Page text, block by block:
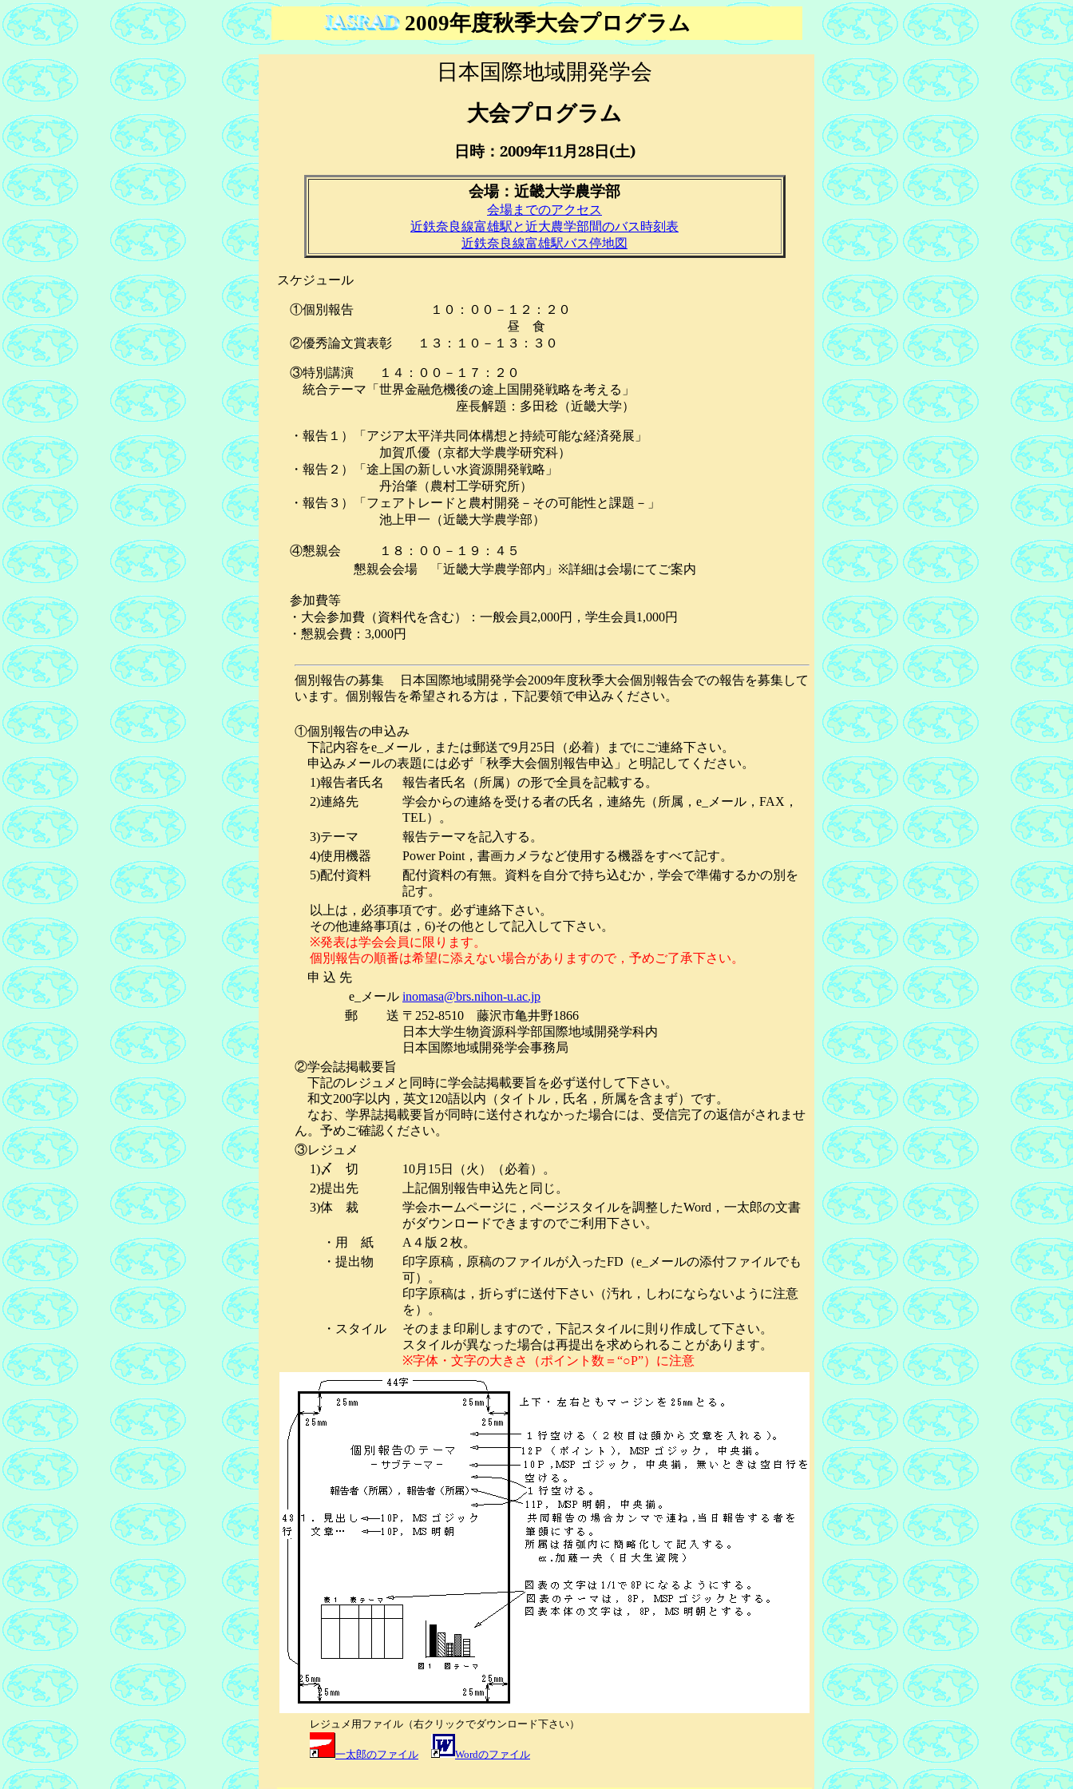
2009年度秋季大会プログラム
日本国際地域開発学会
大会プログラム
日時： 2009年11月28日(土)
会場：近畿大学農学部
会場までのアクセス
近鉄奈良線富雄駅と近大農学部間のバス時刻表
近鉄奈良線富雄駅バス停地図
スケジュール
①個別報告 １０：００－１２：２０
昼 食
②優秀論文賞表彰 １３：１０－１３：３０
③特別講演 １４：００－１７：２０
統合テーマ「世界金融危機後の途上国開発戦略を考える」
座長解題：多田稔（近畿大学）
・報告１）「アジア太平洋共同体構想と持続可能な経済発展」
加賀爪優（京都大学農学研究科）
・報告２）「途上国の新しい水資源開発戦略」
丹治肇（農村工学研究所）
・報告３）「フェアトレードと農村開発－その可能性と課題－」
池上甲一（近畿大学農学部）
④懇親会 １８：００－１９：４５
懇親会会場 「近畿大学農学部内」※詳細は会場にてご案内
参加費等
・大会参加費 （資料代を含む）：一般会員2,000円，学生会員1,000円
・懇親会費： 3,000円
個別報告の募集 日本国際地域開発学会2009年度秋季大会個別報告会での報告を募集して
います。個別報告を希望される方は，下記要領で申込みください。
①個別報告の申込み
下記内容をe_メール，または郵送で9月25日（必着）までにご連絡下さい。
申込みメールの表題には必ず「秋季大会個別報告申込」と明記してください。
1)報告者氏名
報告者氏名（所属）の形で全員を記載する。
2)連絡先
学会からの連絡を受ける者の氏名，連絡先（所属，e_メール，FAX，
TEL）。
3)テーマ
報告テーマを記入する。
4)使用機器
Power Point，書画カメラなど使用する機器をすべて記す。
5)配付資料
配付資料の有無。資料を自分で持ち込むか，学会で準備するかの別を
記す。
以上は，必須事項です。必ず連絡下さい。
その他連絡事項は，6)その他として記入して下さい。
※発表は学会会員に限ります。
個別報告の順番は希望に添えない場合がありますので，予めご了承下さい。
申 込 先
e_メール inomasa@brs.nihon-u.ac.jp
郵 送 〒252-8510 藤沢市亀井野1866
日本大学生物資源科学部国際地域開発学科内
日本国際地域開発学会事務局
②学会誌掲載要旨
下記のレジュメと同時に学会誌掲載要旨を必ず送付して下さい。
和文200字以内，英文120語以内（タイトル，氏名，所属を含まず）です。
なお、学界誌掲載要旨が同時に送付されなかった場合には、受信完了の返信がされませ
ん。予めご確認ください。
③レジュメ
1)〆 切
10月15日（火）（必着）。
2)提出先
上記個別報告申込先と同じ。
3)体 裁
学会ホームページに，ページスタイルを調整したWord，一太郎の文書
がダウンロードできますのでご利用下さい。
・用 紙
A４版２枚。
・提出物
印字原稿，原稿のファイルが入ったFD（e_メールの添付ファイルでも
可）。
印字原稿は，折らずに送付下さい（汚れ，しわにならないように注意
を）。
・スタイル
そのまま印刷しますので，下記スタイルに則り作成して下さい。
スタイルが異なった場合は再提出を求められることがあります。
※字体・文字の大きさ（ポイント数＝“○P”）に注意
レジュメ用ファイル（右クリックでダウンロード下さい）
一太郎のファイル Wordのファイル